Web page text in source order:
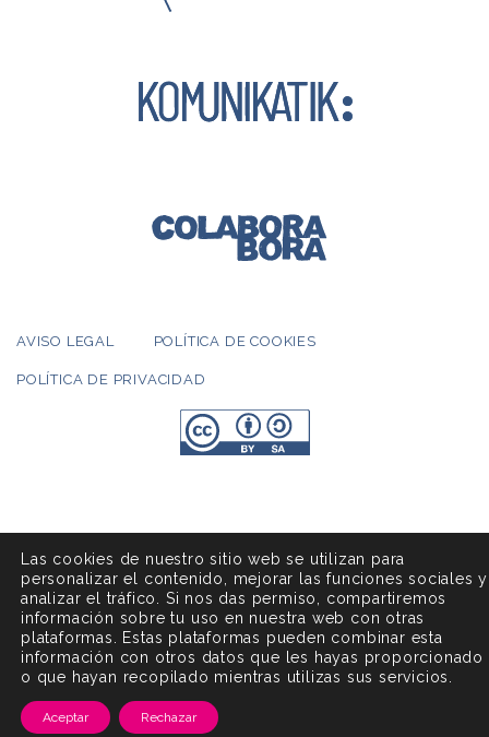
AVISO LEGAL POLÍTICA DE COOKIES
POLÍTICA DE PRIVACIDAD
Las cookies de nuestro sitio web se utilizan para
personalizar el contenido, mejorar las funciones sociales y
analizar el tráfico. Si nos das permiso, compartiremos
información sobre tu uso en nuestra web con otras
plataformas. Estas plataformas pueden combinar esta
información con otros datos que les hayas proporcionado
o que hayan recopilado mientras utilizas sus servicios.
Aceptar Rechazar